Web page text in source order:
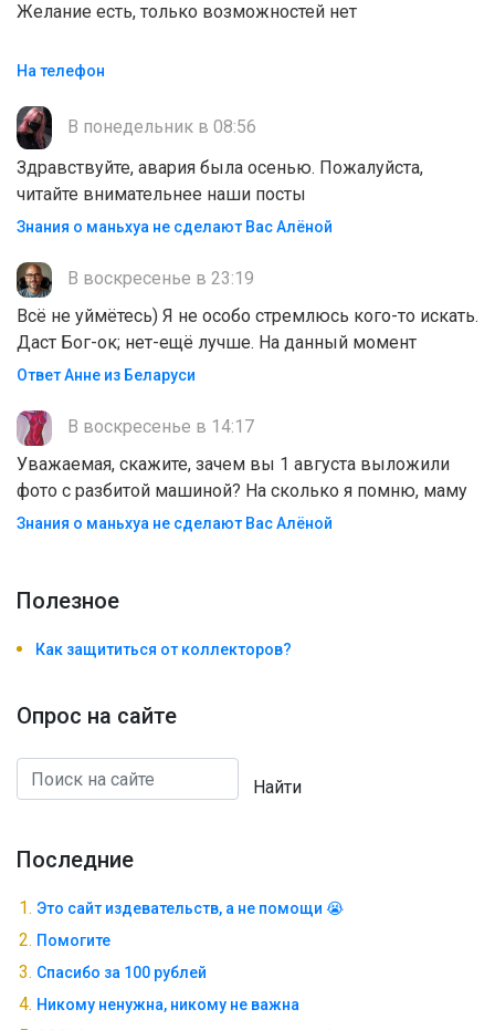
Желание есть, только возможностей нет
На телефон
В понедельник в 08:56
Здравствуйте, авария была осенью. Пожалуйста,
читайте внимательнее наши посты
Знания о маньхуа не сделают Вас Алëной
В воскресенье в 23:19
Всё не уймётесь) Я не особо стремлюсь кого-то искать.
Даст Бог-ок; нет-ещё лучше. На данный момент
Ответ Анне из Беларуси
В воскресенье в 14:17
Уважаемая, скажите, зачем вы 1 августа выложили
фото с разбитой машиной? На сколько я помню, маму
Знания о маньхуа не сделают Вас Алëной
Полезноe
Как защититься от коллекторов?
Опрос на сайте
Найти
Последние
Это сайт издевательств, а не помощи 😭
Помогите
Спасибо за 100 рублей
Никому ненужна, никому не важна